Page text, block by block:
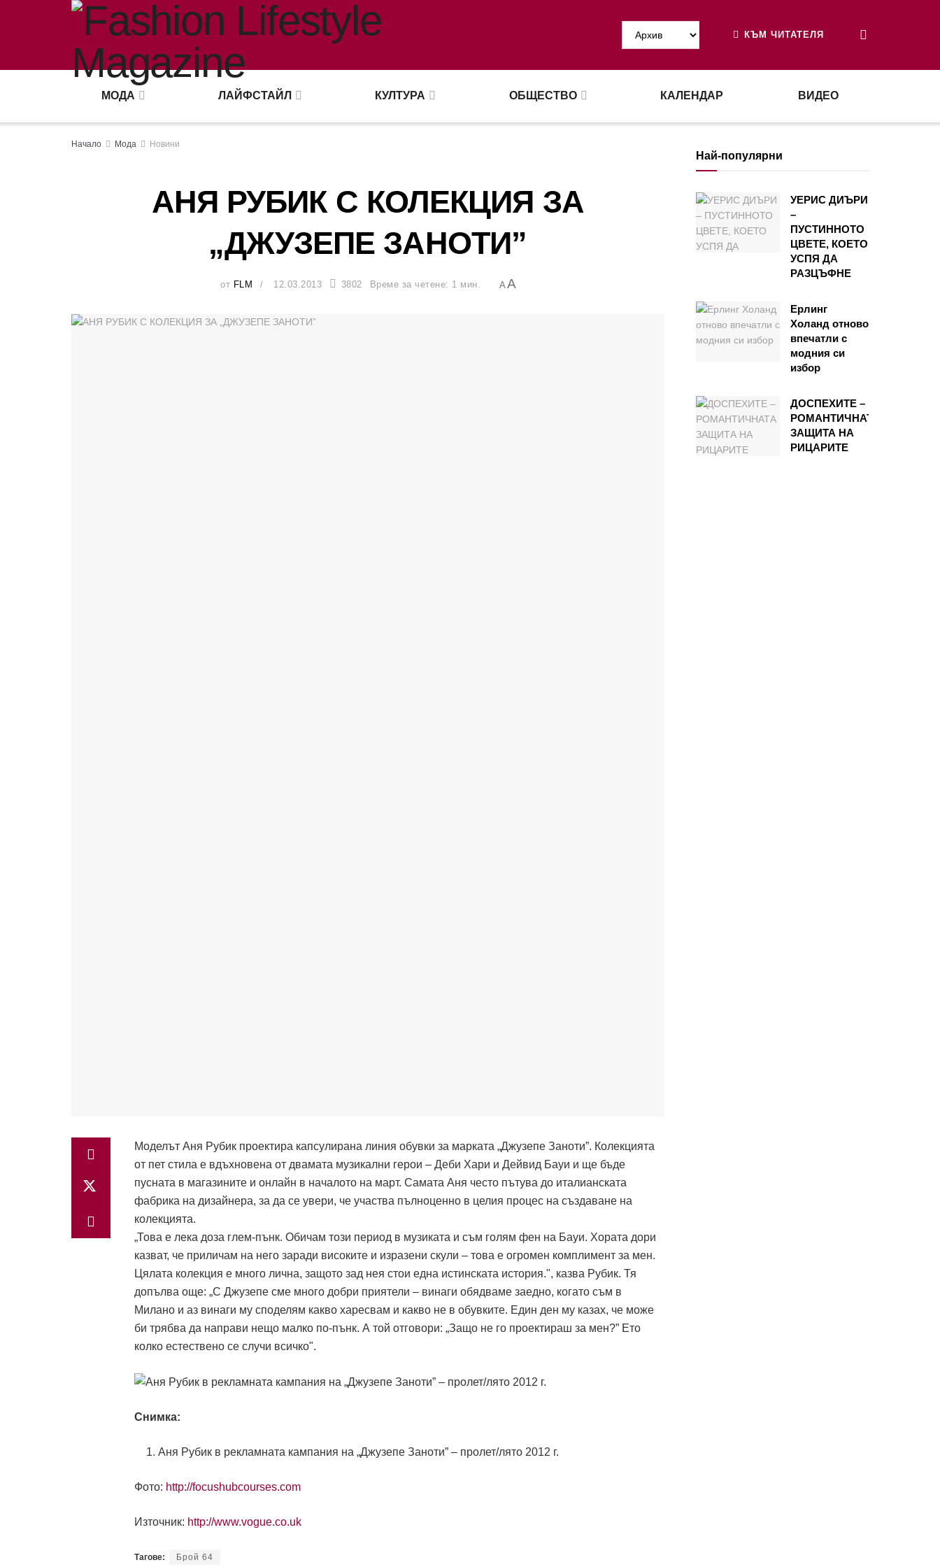
КЪМ ЧИТАТЕЛЯ
МОДА ЛАЙФСТАЙЛ КУЛТУРА ОБЩЕСТВО КАЛЕНДАР ВИДЕО
Начало Мода Новини
АНЯ РУБИК С КОЛЕКЦИЯ ЗА
„ДЖУЗЕПЕ ЗАНОТИ”
от FLM 12.03.2013 3802 Време за четене: 1 мин. AA
Моделът Аня Рубик проектира капсулирана линия обувки за марката „Джузепе Заноти”. Колекцията
от пет стила е вдъхновена от двамата музикални герои – Деби Хари и Дейвид Бауи и ще бъде
пусната в магазините и онлайн в началото на март. Самата Аня често пътува до италианската
фабрика на дизайнера, за да се увери, че участва пълноценно в целия процес на създаване на
колекцията.
„Това е лека доза глем-пънк. Обичам този период в музиката и съм голям фен на Бауи. Хората дори
казват, че приличам на него заради високите и изразени скули – това е огромен комплимент за мен.
Цялата колекция е много лична, защото зад нея стои една истинската история.", казва Рубик. Тя
допълва още: „С Джузепе сме много добри приятели – винаги обядваме заедно, когато съм в
Милано и аз винаги му споделям какво харесвам и какво не в обувките. Един ден му казах, че може
би трябва да направи нещо малко по-пънк. А той отговори: „Защо не го проектираш за мен?” Ето
колко естествено се случи всичко".
Снимка:
Аня Рубик в рекламната кампания на „Джузепе Заноти” – пролет/лято 2012 г.
Фото: http://focushubcourses.com
Източник: http://www.vogue.co.uk
Тагове: Брой 64
Най-популярни
УЕРИС ДИЪРИ
–
ПУСТИННОТО
ЦВЕТЕ, КОЕТО
УСПЯ ДА
РАЗЦЪФНЕ
Ерлинг
Холанд отново
впечатли с
модния си
избор
ДОСПЕХИТЕ –
РОМАНТИЧНАТА
ЗАЩИТА НА
РИЦАРИТЕ